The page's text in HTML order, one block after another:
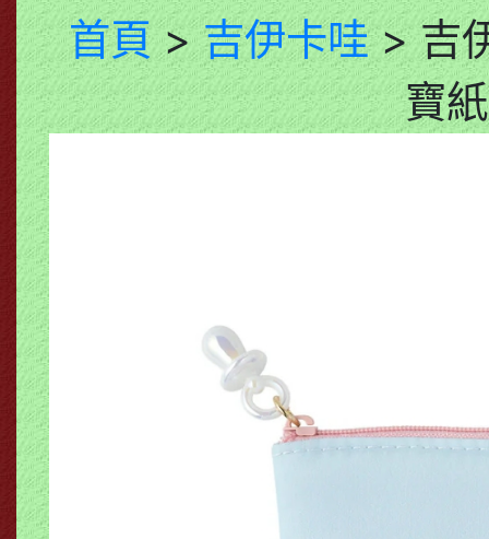
首頁>吉伊卡哇> 吉
寶